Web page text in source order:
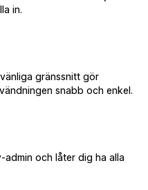
in.
gränssnitt gör
snabb och enkel.
och låter dig ha alla